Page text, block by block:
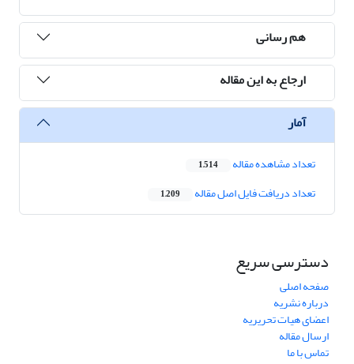
هم رسانی
ارجاع به این مقاله
آمار
تعداد مشاهده مقاله 1,514
تعداد دریافت فایل اصل مقاله 1,209
دسترسی سریع
صفحه اصلی
درباره نشریه
اعضای هیات تحریریه
ارسال مقاله
تماس با ما